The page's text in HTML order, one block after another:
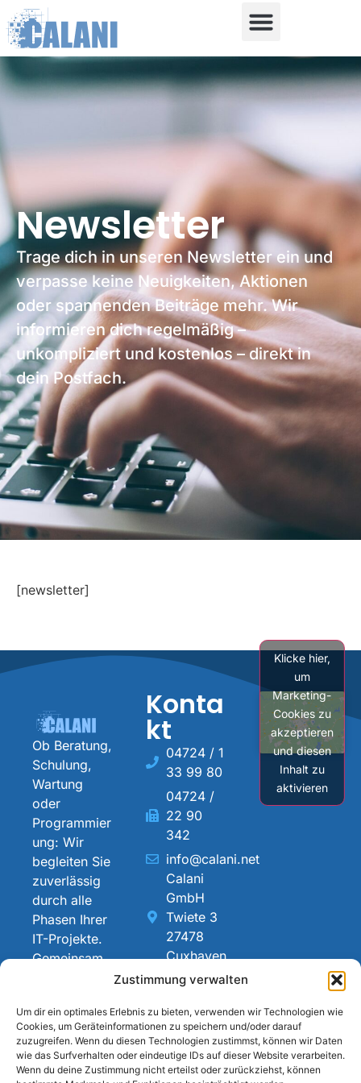
Zustimmung verwalten
Um dir ein optimales Erlebnis zu bieten, verwenden wir Technologien wie
Cookies, um Geräteinformationen zu speichern und/oder darauf
zuzugreifen. Wenn du diesen Technologien zustimmst, können wir Daten
wie das Surfverhalten oder eindeutige IDs auf dieser Website verarbeiten.
Wenn du deine Zustimmung nicht erteilst oder zurückziehst, können
Newsletter
Trage dich in unseren Newsletter ein und
verpasse keine Neuigkeiten, Aktionen
oder spannenden Beiträge mehr. Wir
informieren dich regelmäßig –
unkompliziert und kostenlos – direkt in
dein Postfach.
[newsletter]
Ob Beratung,
Schulung,
Wartung
oder
Programmier
ung: Wir
begleiten Sie
zuverlässig
durch alle
Phasen Ihrer
IT-Projekte.
Gemeinsam
nachhaltige
IT-
Strukturen.
Konta
kt
04724 / 1
33 99 80
04724 /
22 90
342
info@calani.net
Calani
GmbH
Twiete 3
27478
Cuxhaven
Klicke hier,
um
Marketing-
Cookies zu
akzeptieren
und diesen
Inhalt zu
aktivieren